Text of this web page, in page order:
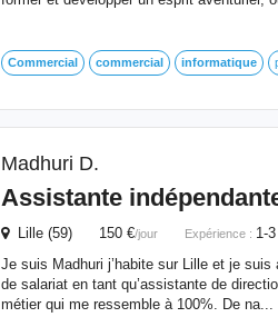
Commercial commercial informatique
Madhuri D.
Assistante
Lille (59) 150 €/jour Expérience : 1-
Je suis Madhuri j’habite sur Lille et je
de salariat en tant qu’assistante de
métier qui me ressemble à 100%. De na...